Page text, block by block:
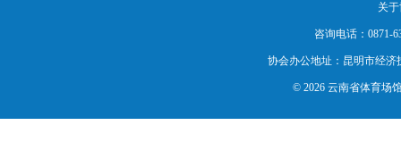
关
咨询电话：0871-
协会办公地址：昆明市经济
© 2026 云南省体育场